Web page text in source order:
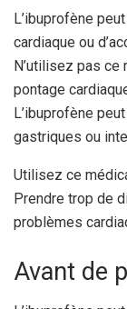
L’ibuprofène
cardiaque ou
N’utilisez pas ce
pontage
L’ibuprofène
gastriques ou
Utilisez ce
Prendre trop de
problèmes
Avant de